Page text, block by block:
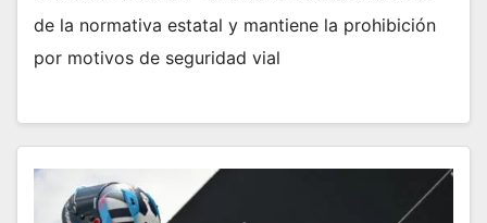
de la normativa estatal y mantiene la prohibición
por motivos de seguridad vial